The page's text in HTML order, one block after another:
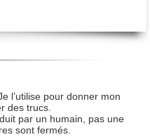
l’utilise pour donner mon
des trucs.
par un humain, pas une
sont fermés.